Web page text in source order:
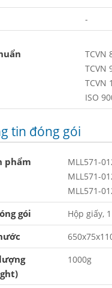
-
TCVN
TCVN
TCVN
ISO
tin đóng gói
phẩm
MLL571-
MLL571-
MLL571-
gói Hộp giấy, 1
1000g